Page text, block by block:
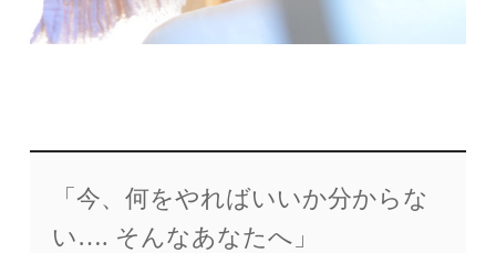
「今、何をやればいいか分からな
い…. そんなあなたへ」